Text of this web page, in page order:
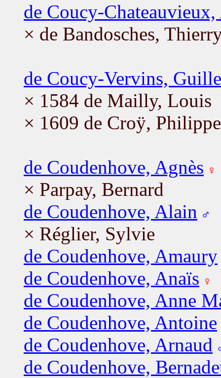
de Coucy-Chateauvieux,
× de Bandosches,
de Coucy-Vervins,
× 1584 de Mailly, Louis
× 1609 de Croÿ, Philippe
de Coudenhove, Agnès
× Parpay, Bernard
de Coudenhove, Alain
× Réglier, Sylvie
de Coudenhove, Amaury
de Coudenhove, Anaïs
de Coudenhove, Anne
de Coudenhove, Antoine
de Coudenhove, Arnaud
de Coudenhove,